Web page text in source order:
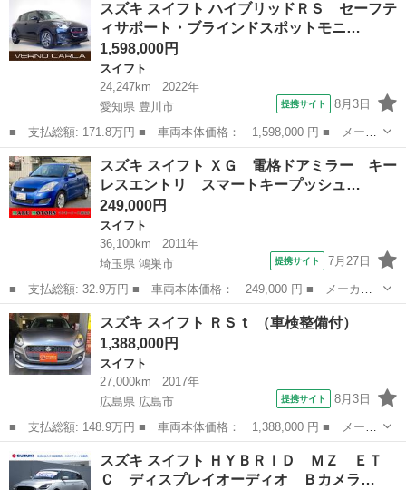
録済未使用車 衝突被害軽減ブレーキ コーナーセンサー スマート
キー ア...
スズキ スイフト ハイブリッドＲＳ セーフテ
ィサポート・ブラインドスポットモニ…
1,598,000円
スイフト
24,247km
2022年
愛知県 豊川市
提携サイト 8月3日
■ 支払総額: 171.8万円 ■ 車両本体価格： 1,598,000 円 ■ メーカ
ー名： スズキ ■ 車種名： スイフト ■ グレード名： ハイブリ
ッドＲＳ セーフティサポート・ブラインドスポットモニター・障害
物センサ...
愛知 豊川市 スイフト
スズキ スイフト ＸＧ 電格ドアミラー キー
レスエントリ スマートキープッシュ…
249,000円
スイフト
36,100km
2011年
埼玉県 鴻巣市
提携サイト 7月27日
■ 支払総額: 32.9万円 ■ 車両本体価格： 249,000 円 ■ メーカー
名： スズキ ■ 車種名： スイフト ■ グレード名： ＸＧ 電格
ドアミラー キーレスエントリ スマートキープッシュスタート 安
全ボディー ...
埼玉 鴻巣市 スイフト
スズキ スイフト ＲＳｔ （車検整備付）
1,388,000円
スイフト
27,000km
2017年
広島県 広島市
提携サイト 8月3日
■ 支払総額: 148.9万円 ■ 車両本体価格： 1,388,000 円 ■ メーカ
ー名： スズキ ■ 車種名： スイフト ■ グレード名： ＲＳｔ
■ 排気量： 1000cc ■ ドア枚数： 5D ■ ミッション： A...
広島 スイフト
スズキ スイフト ＨＹＢＲＩＤ ＭＺ ＥＴ
Ｃ ディスプレイオーディオ Ｂカメラ…